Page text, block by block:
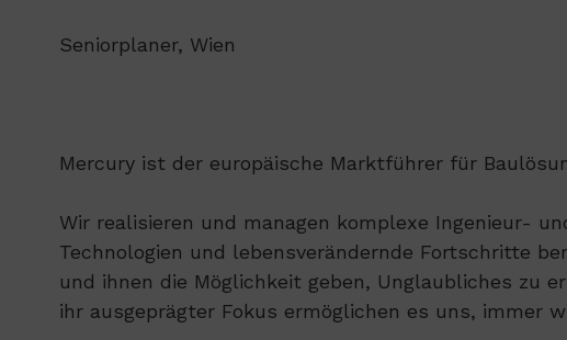
Seniorplaner, Wien
Mercury ist der europäische Marktführer für
Wir realisieren und managen komplexe Ingenieur-
Technologien und lebensverändernde Fortschritte
und ihnen die Möglichkeit geben, Unglaubliches zu
ihr ausgeprägter Fokus ermöglichen es uns, immer